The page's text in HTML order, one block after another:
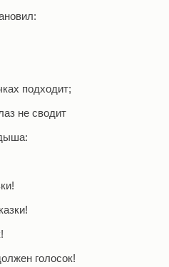
подходит;
не сводит
голосок!